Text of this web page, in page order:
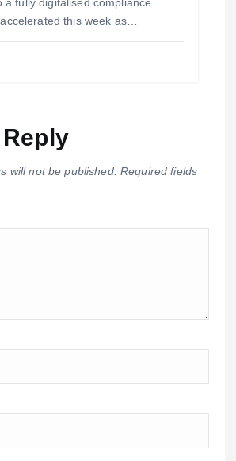
a fully digitalised compliance
this week as…
will not be published. Required fields